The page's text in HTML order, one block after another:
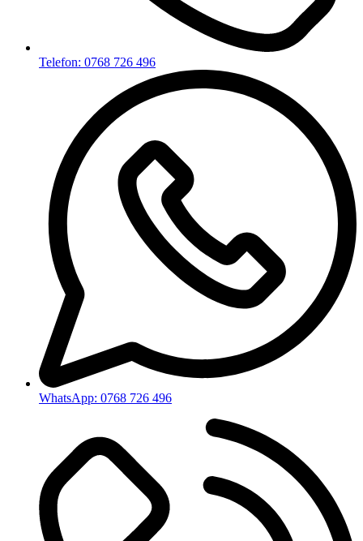
Telefon: 0768 726 496
WhatsApp: 0768 726 496